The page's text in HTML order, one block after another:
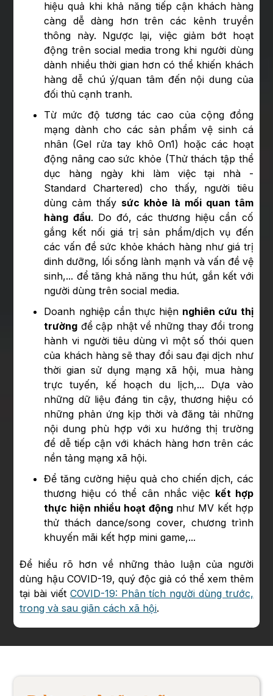
hiệu quả khi khả năng tiếp cận khách hàng
càng dễ dàng hơn trên các kênh truyền
thông này. Ngược lại, việc giảm bớt hoạt
động trên social media trong khi người dùng
dành nhiều thời gian hơn có thể khiến khách
hàng dễ chú ý/quan tâm đến nội dung của
đối thủ cạnh tranh.
Từ mức độ tương tác cao của cộng đồng
mạng dành cho các sản phẩm vệ sinh cá
nhân (Gel rửa tay khô On1) hoặc các hoạt
động nâng cao sức khỏe (Thử thách tập thể
dục hàng ngày khi làm việc tại nhà -
Standard Chartered) cho thấy, người tiêu
dùng cảm thấy sức khỏe là mối quan tâm
hàng đầu. Do đó, các thương hiệu cần cố
gắng kết nối giá trị sản phẩm/dịch vụ đến
các vấn đề sức khỏe khách hàng như giá trị
dinh dưỡng, lối sống lành mạnh và vấn đề vệ
sinh,... để tăng khả năng thu hút, gắn kết với
người dùng trên social media.
Doanh nghiệp cần thực hiện nghiên cứu thị
trường để cập nhật về những thay đổi trong
hành vi người tiêu dùng vì một số thói quen
của khách hàng sẽ thay đổi sau đại dịch như
thời gian sử dụng mạng xã hội, mua hàng
trực tuyến, kế hoạch du lịch,... Dựa vào
những dữ liệu đáng tin cậy, thương hiệu có
những phản ứng kịp thời và đăng tải những
nội dung phù hợp với xu hướng thị trường
để dễ tiếp cận với khách hàng hơn trên các
nền tảng mạng xã hội.
Để tăng cường hiệu quả cho chiến dịch, các
thương hiệu có thể cân nhắc việc kết hợp
thực hiện nhiều hoạt độngnhư MV kết hợp
thử thách dance/song cover, chương trình
khuyến mãi kết hợp mini game,...
Để hiểu rõ hơn về những thảo luận của người
dùng hậu COVID-19, quý độc giả có thể xem thêm
tại bài viết COVID-19: Phân tích người dùng trước,
trong và sau giãn cách xã hội.